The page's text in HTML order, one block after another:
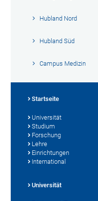
Hubland Nord
Hubland Süd
Campus Medizin
Startseite
Universität
Studium
Forschung
Lehre
Einrichtungen
International
Universität